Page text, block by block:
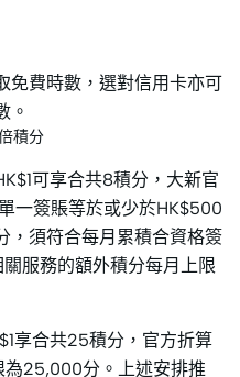
免費時數，選對信用卡亦可
。
積分
可享合共8積分，大新官
一簽賬等於或少於HK$500
，須符合每月累積合資格簽
服務的額外積分每月上限
享合共25積分，官方折算
為25,000分。上述安排推